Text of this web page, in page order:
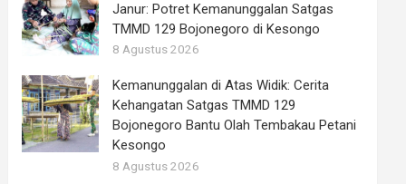
Janur: Potret Kemanunggalan Satgas
TMMD 129 Bojonegoro di Kesongo
8 Agustus 2026
Kemanunggalan di Atas Widik: Cerita
Kehangatan Satgas TMMD 129
Bojonegoro Bantu Olah Tembakau Petani
Kesongo
8 Agustus 2026